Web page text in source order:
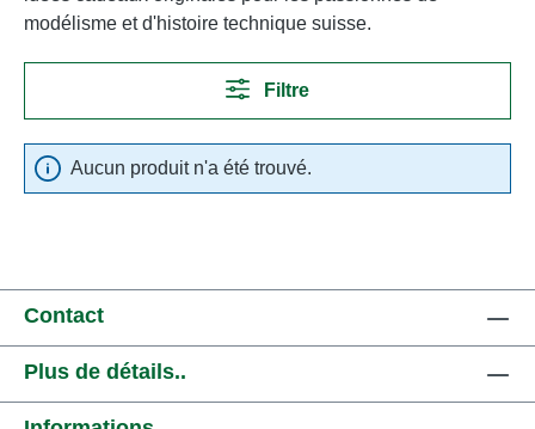
modélisme et d'histoire technique suisse.
Filtre
Aucun produit n'a été trouvé.
Contact
Plus de détails..